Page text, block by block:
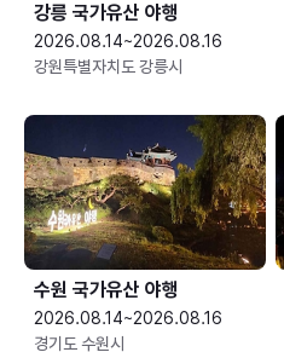
강릉 국가유산 야행
2026.08.14~2026.08.16
강원특별자치도 강릉시
수원 국가유산 야행
2026.08.14~2026.08.16
경기도 수원시